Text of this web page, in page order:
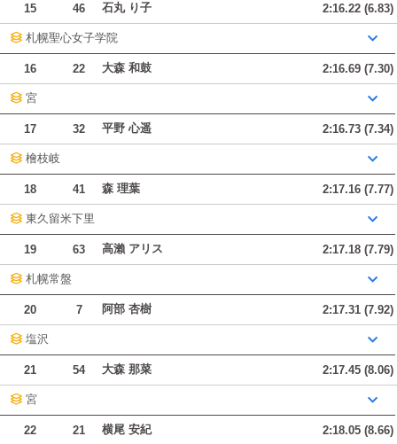
15 46 石丸 り子 2:16.22 (6.83)
札幌聖心女子学院
16 22 大森 和鼓 2:16.69 (7.30)
宮
17 32 平野 心遥 2:16.73 (7.34)
檜枝岐
18 41 森 理葉 2:17.16 (7.77)
東久留米下里
19 63 高瀨 アリス 2:17.18 (7.79)
札幌常盤
20 7 阿部 杏樹 2:17.31 (7.92)
塩沢
21 54 大森 那菜 2:17.45 (8.06)
宮
22 21 横尾 安紀 2:18.05 (8.66)